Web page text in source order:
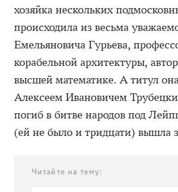
хозяйка нескольких
происходила из весьма
Емельяновича Гурьева,
корабельной архитектуры,
высшей математике. А титул
Алексеем Ивановичем
погиб в битве народов под
(ей не было и тридцати) вышла
Читайте на тему: